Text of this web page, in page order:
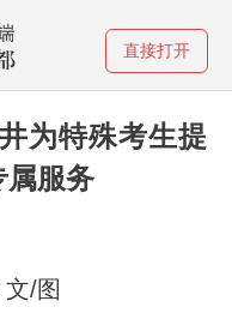
直接打开
为特殊考生提
属服务
/图